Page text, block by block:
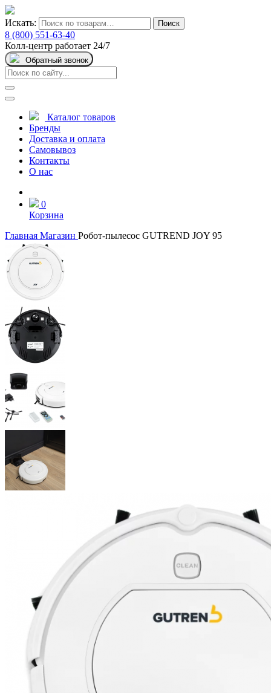
Искать: Поиск
8 (800) 551-63-40
Колл-центр работает 24/7
Обратный звонок
Каталог товаров
Бренды
Доставка и оплата
Самовывоз
Контакты
О нас
0
Корзина
Главная Магазин Робот-пылесос GUTREND JOY 95